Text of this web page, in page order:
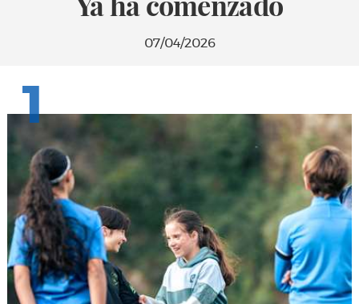
07/04/2026
1